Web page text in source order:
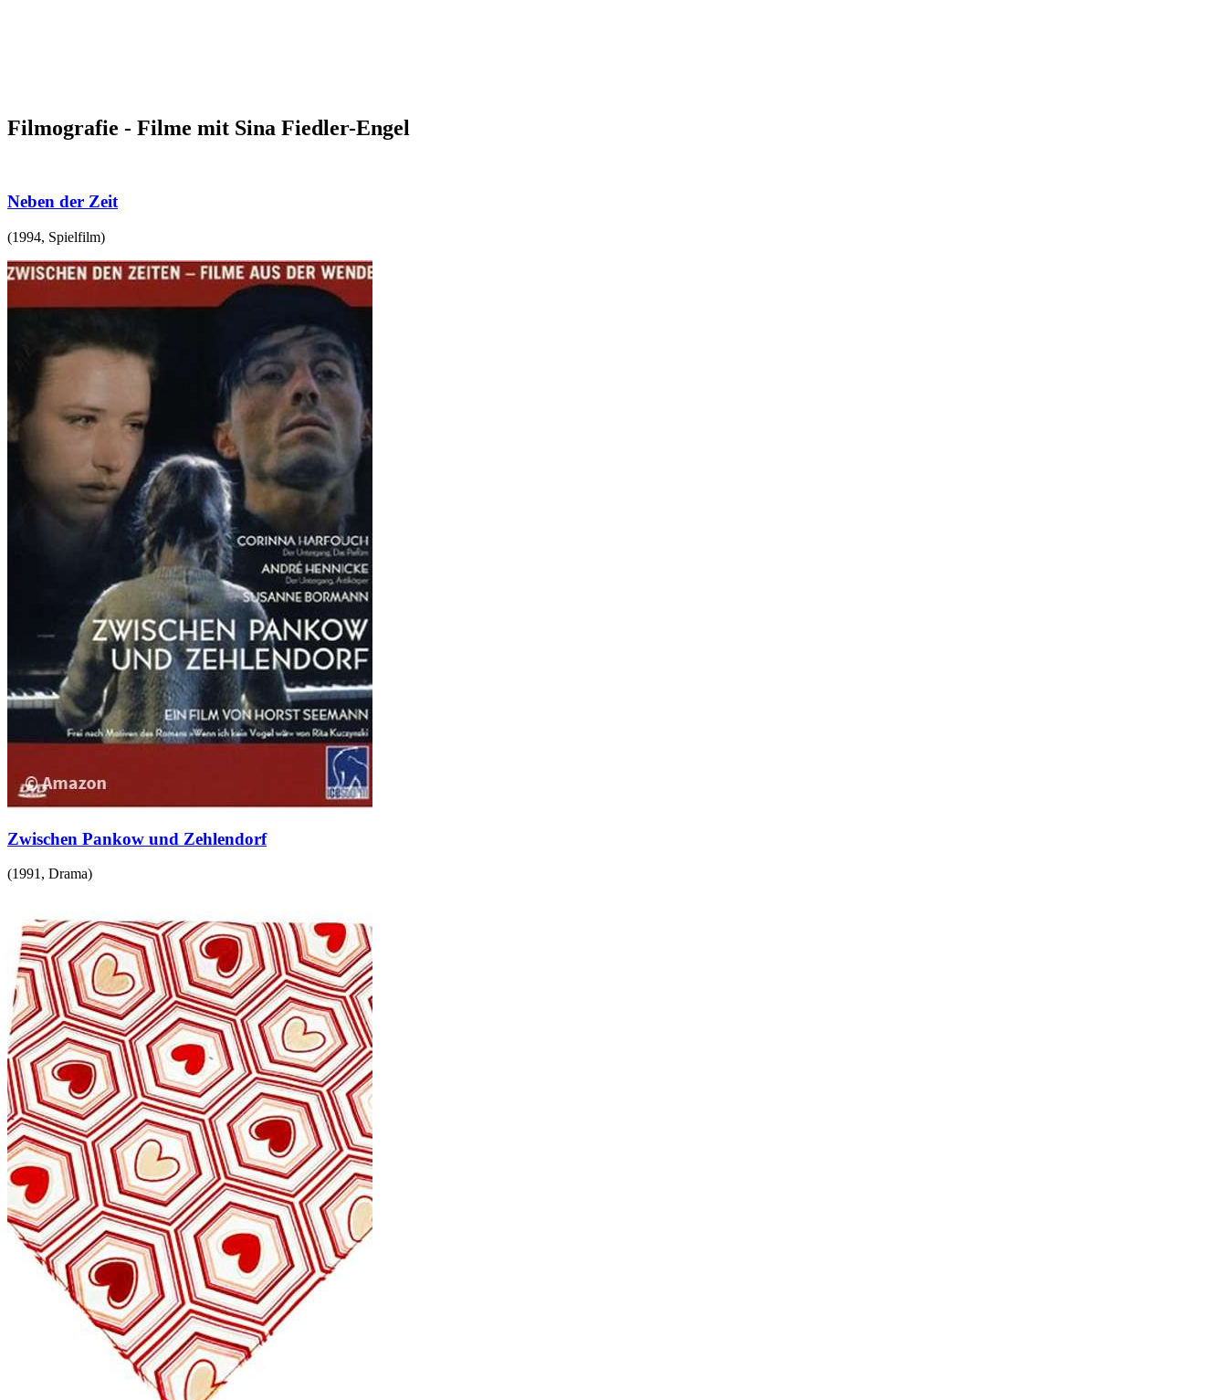
Filmografie - Filme mit Sina Fiedler-Engel
Neben der Zeit
(1994, Spielfilm)
Zwischen Pankow und Zehlendorf
(1991 , Drama)